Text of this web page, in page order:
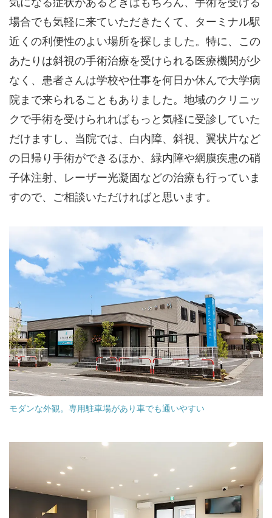
気になる症状があるときはもちろん、手術を受ける
場合でも気軽に来ていただきたくて、ターミナル駅
近くの利便性のよい場所を探しました。特に、この
あたりは斜視の手術治療を受けられる医療機関が少
なく、患者さんは学校や仕事を何日か休んで大学病
院まで来られることもありました。地域のクリニッ
クで手術を受けられればもっと気軽に受診していた
だけますし、当院では、白内障、斜視、翼状片など
の日帰り手術ができるほか、緑内障や網膜疾患の硝
子体注射、レーザー光凝固などの治療も行っていま
すので、ご相談いただければと思います。
モダンな外観。専用駐車場があり車でも通いやすい